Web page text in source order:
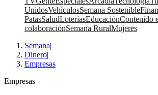
UnidosVehículosSemana Sostenible
PatasSaludLoteríasEducaciónContenido
colaboraciónSemana RuralMujeres
Semana|
Dinero|
Empresas
Empresas